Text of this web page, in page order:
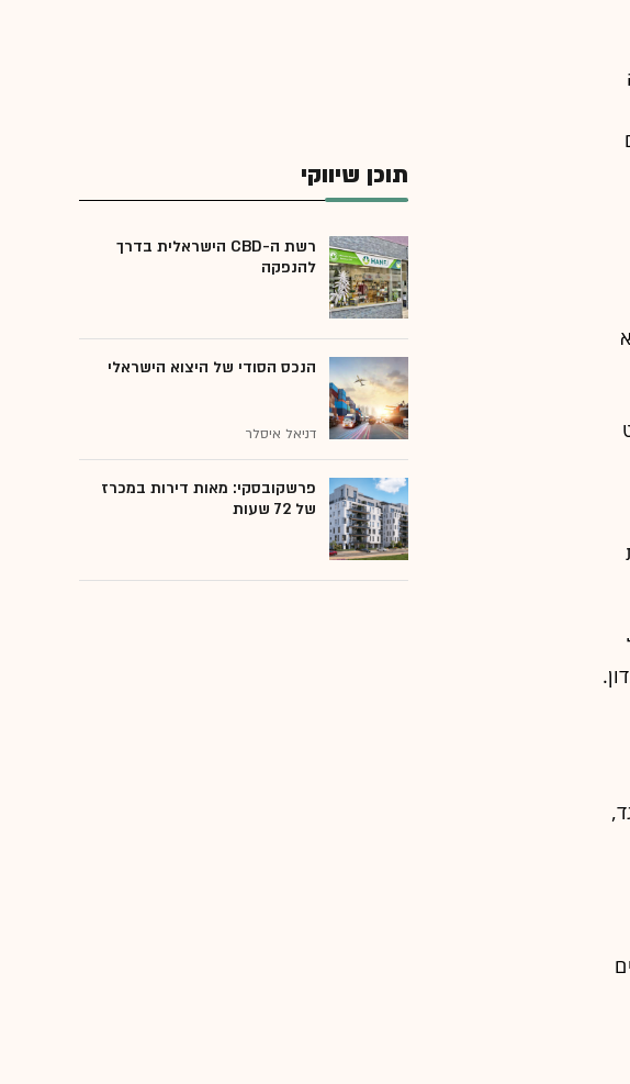
תוכן שיווקי
רשת ה-CBD הישראלית בדרך
להנפקה
הנכס הסודי של היצוא הישראלי
דניאל איסלר
פרשקובסקי: מאות דירות במכרז
של 72 שעות